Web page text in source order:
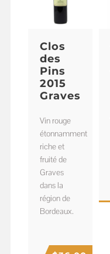
Clos
des
Pins
2015
Graves
Vin rouge
étonnamment
riche et
fruité de
Graves
dans la
région de
Bordeaux.